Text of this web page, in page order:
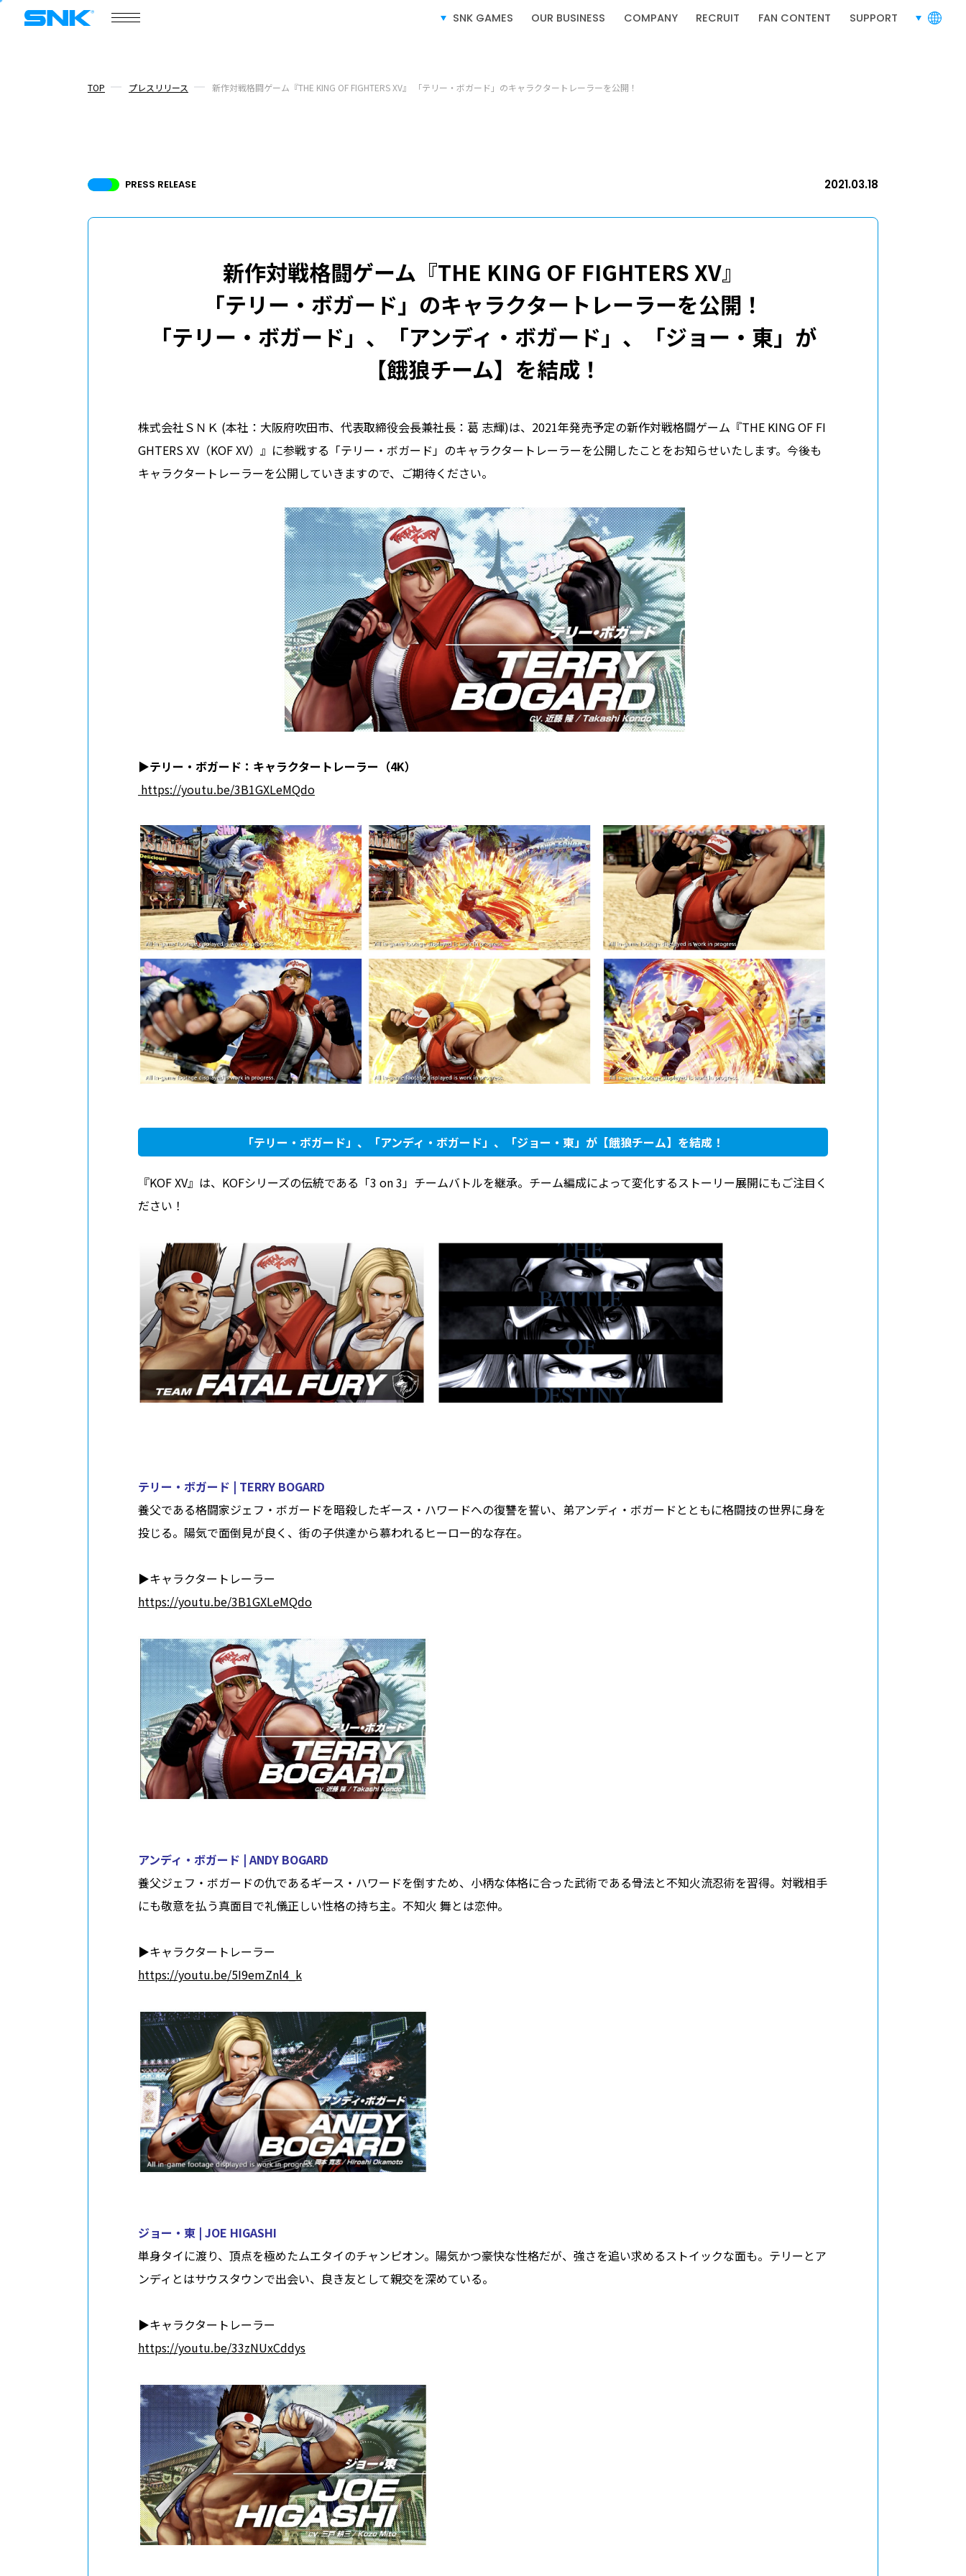
SNK GAMES OUR BUSINESS COMPANY RECRUIT FAN CONTENT SUPPORT 言語切り替
COMPANY
ニュース
SERVICE 事業紹介 RECRUIT 採用情報
このサイトについて このサイトについて サイトマップ プライバシーポリシー 利用規約
TOP プレスリリース 新作対戦格闘ゲーム『THE KING OF FIGHTERS XV』 「テリー・ボガード」のキャラクタートレーラーを公開！
PRESS RELEASE 2021.03.18
新作対戦格闘ゲーム『THE KING OF FIGHTERS XV』
「テリー・ボガード」のキャラクタートレーラーを公開！
「テリー・ボガード」、「アンディ・ボガード」、「ジョー・東」が
【餓狼チーム】を結成！
株式会社ＳＮＫ (本社：大阪府吹田市、代表取締役会長兼社長：葛 志輝)は、2021年発売予定の新作対戦格闘ゲーム『THE KING OF FI
GHTERS XV（KOF XV）』に参戦する「テリー・ボガード」のキャラクタートレーラーを公開したことをお知らせいたします。今後も
キャラクタートレーラーを公開していきますので、ご期待ください。
▶︎テリー・ボガード：キャラクタートレーラー（4K）
https://youtu.be/3B1GXLeMQdo
「テリー・ボガード」、「アンディ・ボガード」、「ジョー・東」が【餓狼チーム】を結成！
『KOF XV』は、KOFシリーズの伝統である「3 on 3」チームバトルを継承。チーム編成によって変化するストーリー展開にもご注目く
ださい！
テリー・ボガード | TERRY BOGARD
養父である格闘家ジェフ・ボガードを暗殺したギース・ハワードへの復讐を誓い、弟アンディ・ボガードとともに格闘技の世界に身を
投じる。陽気で面倒見が良く、街の子供達から慕われるヒーロー的な存在。
▶︎キャラクタートレーラー
https://youtu.be/3B1GXLeMQdo
アンディ・ボガード | ANDY BOGARD
養父ジェフ・ボガードの仇であるギース・ハワードを倒すため、小柄な体格に合った武術である骨法と不知火流忍術を習得。対戦相手
にも敬意を払う真面目で礼儀正しい性格の持ち主。不知火 舞とは恋仲。
▶︎キャラクタートレーラー
https://youtu.be/5I9emZnl4_k
ジョー・東 | JOE HIGASHI
単身タイに渡り、頂点を極めたムエタイのチャンピオン。陽気かつ豪快な性格だが、強さを追い求めるストイックな面も。テリーとア
ンディとはサウスタウンで出会い、良き友として親交を深めている。
▶︎キャラクタートレーラー
https://youtu.be/33zNUxCddys